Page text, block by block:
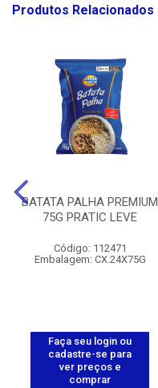
Produtos Relacionados
BATATA PALHA PREMIUM
75G PRATIC LEVE
Código: 112471
Embalagem: CX.24X75G
Faça seu login ou
cadastre-se para
ver preços e
comprar